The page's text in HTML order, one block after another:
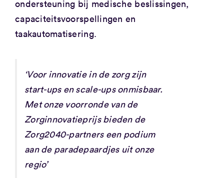
ondersteuning bij medische beslissingen,
capaciteitsvoorspellingen en
taakautomatisering.
‘Voor innovatie in de zorg zijn
start-ups en scale-ups onmisbaar.
Met onze voorronde van de
Zorginnovatieprijs bieden de
Zorg2040-partners een podium
aan de paradepaardjes uit onze
regio’